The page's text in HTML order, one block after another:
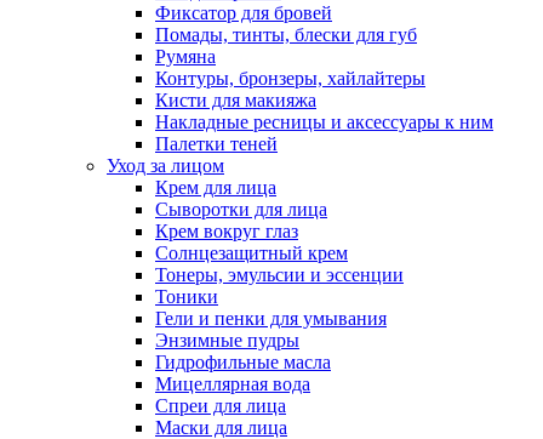
Фиксатор для бровей
Помады, тинты, блески для губ
Румяна
Контуры, бронзеры, хайлайтеры
Кисти для макияжа
Накладные ресницы и аксессуары к ним
Палетки теней
Уход за лицом
Крем для лица
Сыворотки для лица
Крем вокруг глаз
Солнцезащитный крем
Тонеры, эмульсии и эссенции
Тоники
Гели и пенки для умывания
Энзимные пудры
Гидрофильные масла
Мицеллярная вода
Спреи для лица
Маски для лица